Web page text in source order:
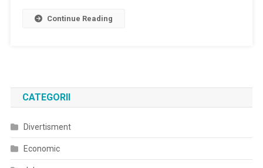
Continue Reading
CATEGORII
Divertisment
Economic